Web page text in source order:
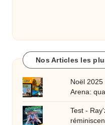
Nos Articles les
Noël
Arena:
Test -